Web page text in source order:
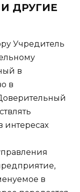
ДРУГИЕ
Учредитель
в
в
интересах
предприятие,
в